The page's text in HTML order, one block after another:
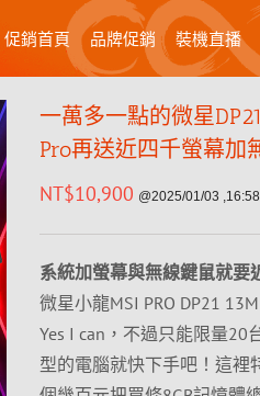
促銷首頁 品牌促銷 裝機直播
一萬多一點的微星
Pro再送近四千螢幕加
NT$10,900 @2025/01/03 ,16:58
系統加螢幕與無線鍵鼠就要
微星小龍MSI PRO DP21
Yes I can，不過只能限量20
型的電腦就快下手吧！這裡